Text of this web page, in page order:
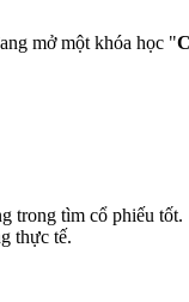
mở một khóa học "
trong tìm cổ phiếu tốt.
thực tế.